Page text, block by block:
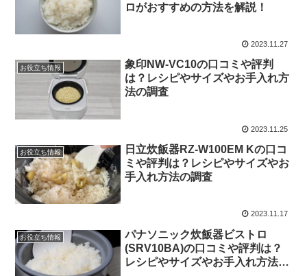
ロがおすすめの方法を解説！
2023.11.27
お役立ち情報
象印NW-VC10の口コミや評判
は？レシピやサイズやお手入れ方
法の調査
2023.11.25
お役立ち情報
日立炊飯器RZ-W100EM Kの口コ
ミや評判は？レシピやサイズやお
手入れ方法の調査
2023.11.17
お役立ち情報
パナソニック炊飯器ビストロ
(SRV10BA)の口コミや評判は？
レシピやサイズやお手入れ方法の